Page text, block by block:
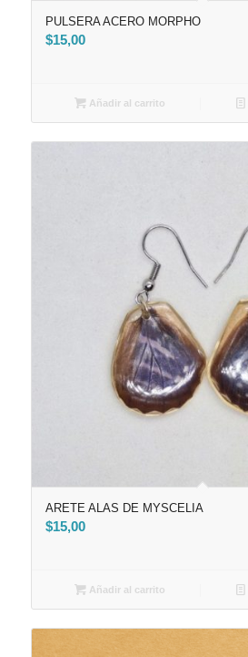
PULSERA ACERO MORPHO
$15,00
Añadir al carrito
ARETE ALAS DE MYSCELIA
$15,00
Añadir al carrito